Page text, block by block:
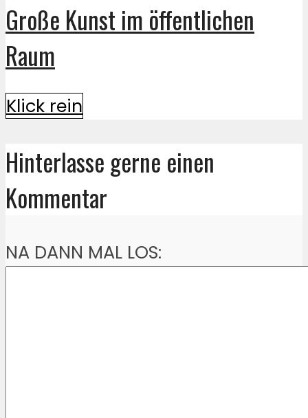
Große Kunst im öffentlichen
Raum
Klick rein
Hinterlasse gerne einen
Kommentar
NA DANN MAL LOS: